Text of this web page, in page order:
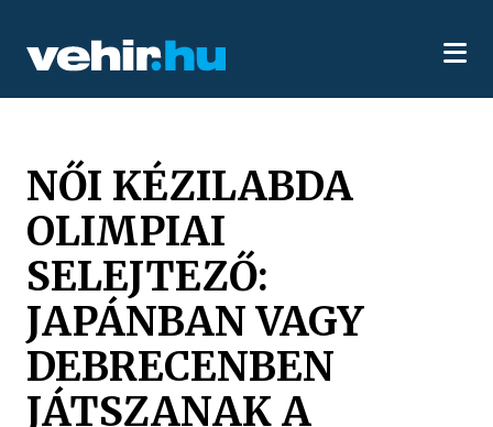
NŐI KÉZILABDA
OLIMPIAI
SELEJTEZŐ:
JAPÁNBAN VAGY
DEBRECENBEN
JÁTSZANAK A